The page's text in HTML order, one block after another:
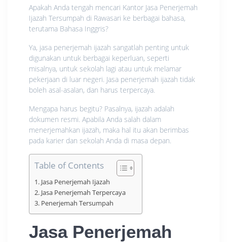
Apakah Anda tengah mencari Kantor Jasa Penerjemah
Ijazah Tersumpah di Rawasari ke berbagai bahasa,
terutama Bahasa Inggris?
Ya, jasa penerjemah ijazah sangatlah penting untuk
digunakan untuk berbagai keperluan, seperti
misalnya, untuk sekolah lagi atau untuk melamar
pekerjaan di luar negeri. Jasa penerjemah ijazah tidak
boleh asal-asalan, dan harus terpercaya.
Mengapa harus begitu? Pasalnya, ijazah adalah
dokumen resmi. Apabila Anda salah dalam
menerjemahkan ijazah, maka hal itu akan berimbas
pada karier dan sekolah Anda di masa depan.
Table of Contents
Jasa Penerjemah Ijazah
Jasa Penerjemah Terpercaya
Penerjemah Tersumpah
Jasa Penerjemah